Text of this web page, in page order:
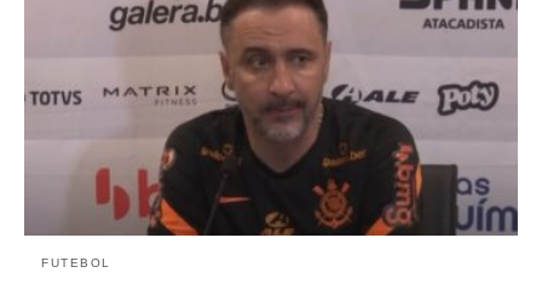
FUTEBOL